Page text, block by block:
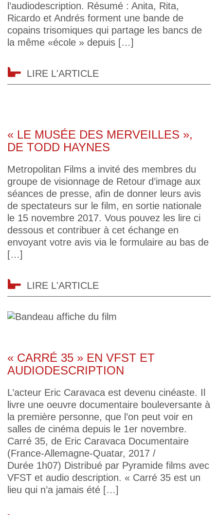
l’audiodescription. Résumé : Anita, Rita,
Ricardo et Andrés forment une bande de
copains trisomiques qui partage les bancs de
la même «école » depuis […]
LIRE L'ARTICLE
« LE MUSÉE DES MERVEILLES »,
DE TODD HAYNES
Metropolitan Films a invité des membres du
groupe de visionnage de Retour d’image aux
séances de presse, afin de donner leurs avis
de spectateurs sur le film, en sortie nationale
le 15 novembre 2017. Vous pouvez les lire ci
dessous et contribuer à cet échange en
envoyant votre avis via le formulaire au bas de
[…]
LIRE L'ARTICLE
« CARRÉ 35 » EN VFST ET
AUDIODESCRIPTION
L’acteur Eric Caravaca est devenu cinéaste. Il
livre une oeuvre documentaire bouleversante à
la première personne, que l’on peut voir en
salles de cinéma depuis le 1er novembre.
Carré 35, de Eric Caravaca Documentaire
(France-Allemagne-Quatar, 2017 /
Durée 1h07) Distribué par Pyramide films avec
VFST et audio description. « Carré 35 est un
lieu qui n’a jamais été […]